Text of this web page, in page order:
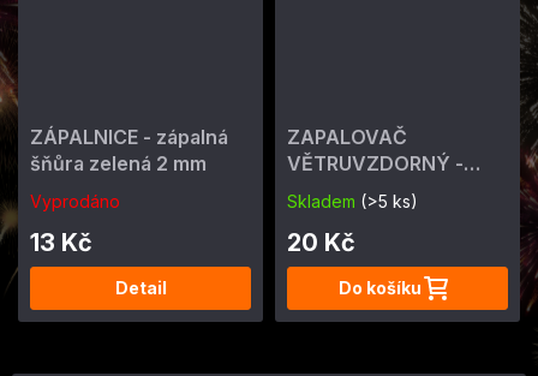
ZÁPALNICE - zápalná
šňůra zelená 2 mm
Vyprodáno
13 Kč
Detail
ZAPALOVAČ
VĚTRUVZDORNÝ -
ohňostrojný 4 min
Skladem (>5 ks)
20 Kč
Do košíku